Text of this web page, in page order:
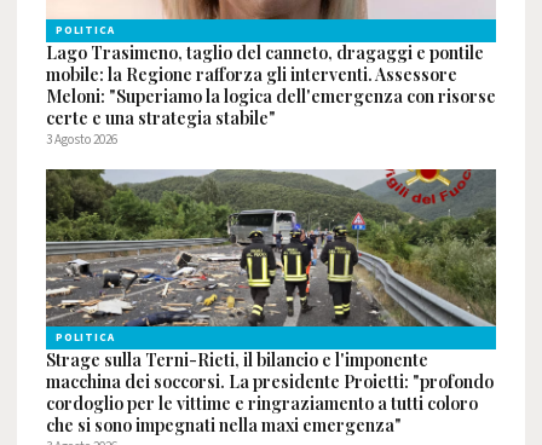
POLITICA
Lago Trasimeno, taglio del canneto, dragaggi e pontile
mobile: la Regione rafforza gli interventi. Assessore
Meloni: "Superiamo la logica dell'emergenza con risorse
certe e una strategia stabile"
3 Agosto 2026
POLITICA
Strage sulla Terni-Rieti, il bilancio e l'imponente
macchina dei soccorsi. La presidente Proietti: "profondo
cordoglio per le vittime e ringraziamento a tutti coloro
che si sono impegnati nella maxi emergenza"